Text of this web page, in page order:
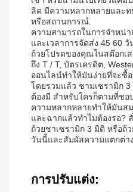
ลิค มีความหลากหลายและ
หรือสถานการณ์.
ความสามารถในการจําหน่
และเวลาการจัดส่ง 45 60
ถ้วยโปรดของคุณในสต๊อกเ
ถึง T / T, บัตรเครดิต,
ออนไลน์ทําให้มันง่ายที่จะซื้
โดยรวมแล้ว ชามเซรามิก
ต้องมี สําหรับใครก็ตามที่ชอ
ความหลากหลายทําให้มัน
และฉากแล้วทําไมต้องรอ?
ถ้วยชาเซรามิก 3 มิติ หรือถ้
วันนี้และสัมผัสความแตกต่าง
การปรับแต่ง: